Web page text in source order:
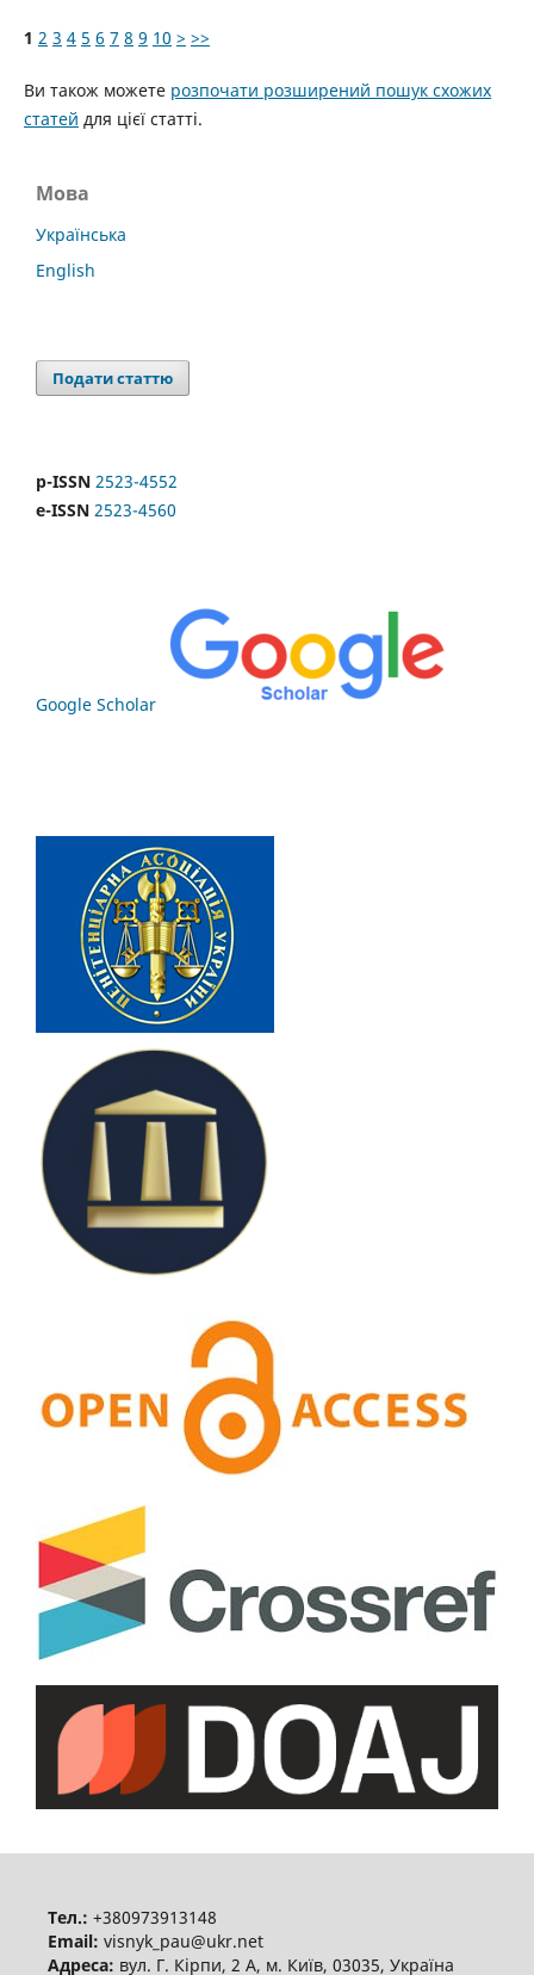
1 2 3 4 5 6 7 8 9 10 > >>
Ви також можете розпочати розширений пошук схожих
статей для цієї статті.
Мова
Українська
English
Подати статтю
p-ISSN 2523-4552
e-ISSN 2523-4560
Google Scholar
Тел.: +380973913148
Email: visnyk_pau@ukr.net
Адреса: вул. Г. Кірпи, 2 А, м. Київ, 03035, Україна